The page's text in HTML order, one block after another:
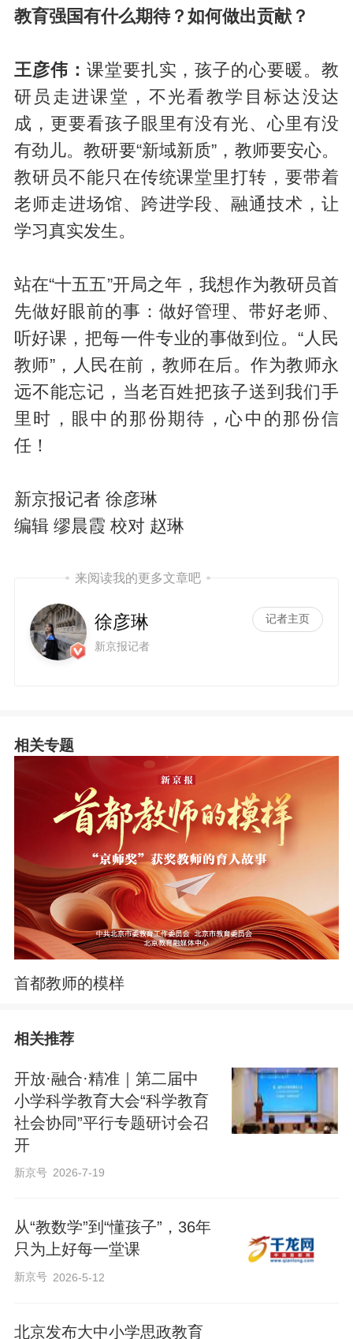
教育强国有什么期待？如何做出贡献？
王彦伟： 课堂要扎实，孩子的心要暖。教
研员走进课堂，不光看教学目标达没达
成，更要看孩子眼里有没有光、心里有没
有劲儿。教研要“新域新质”，教师要安心。
教研员不能只在传统课堂里打转，要带着
老师走进场馆、跨进学段、融通技术，让
学习真实发生。
站在“十五五”开局之年，我想作为教研员首
先做好眼前的事：做好管理、带好老师、
听好课，把每一件专业的事做到位。“人民
教师”，人民在前，教师在后。作为教师永
远不能忘记，当老百姓把孩子送到我们手
里时，眼中的那份期待，心中的那份信
任！
新京报记者 徐彦琳
编辑 缪晨霞 校对 赵琳
来阅读我的更多文章吧
徐彦琳
新京报记者
记者主页
相关专题
首都教师的模样
相关推荐
开放·融合·精准｜第二届中
小学科学教育大会“科学教育
社会协同”平行专题研讨会召
开
新京号 2026-7-19
从“教数学”到“懂孩子”，36年
只为上好每一堂课
新京号 2026-5-12
北京发布大中小学思政教育